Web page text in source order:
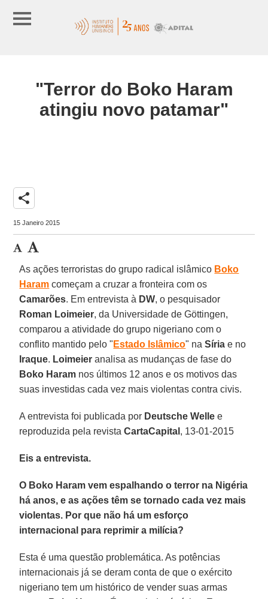
"Terror do Boko Haram
atingiu novo patamar"
share
15 Janeiro 2015
As ações terroristas do grupo radical islâmico Boko
Haram começam a cruzar a fronteira com os
Camarões. Em entrevista à DW, o pesquisador
Roman Loimeier, da Universidade de Göttingen,
comparou a atividade do grupo nigeriano com o
conflito mantido pelo " Estado Islâmico" naSíria e no
Iraque. Loimeier analisa as mudanças de fase do
Boko Haram nos últimos 12 anos e os motivos das
suas investidas cada vez mais violentas contra civis.
A entrevista foi publicada por Deutsche Wellee
reproduzida pela revista CartaCapital , 13-01-2015
Eis a entrevista.
O Boko Haram vem espalhando o terror na Nigéria
há anos, e as ações têm se tornado cada vez mais
violentas. Por que não há um esforço
internacional para reprimir a milícia?
Esta é uma questão problemática. As potências
internacionais já se deram conta de que o exército
nigeriano tem um histórico de vender suas armas